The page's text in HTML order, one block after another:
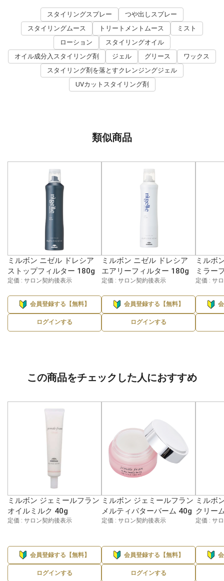
スタイリングスプレー
つや出しスプレー
スタイリングムース
トリートメントムース
ミスト
ローション
スタイリングオイル
オイル成分入スタイリング剤
ジェル グリース
ワックス
スタイリング剤を落とすクレンジングジェル
UVカットスタイリング剤
類似商品
ミルボン ニゼル ドレシア
ストップフィルター 180g
定価 : サロン契約後表示
会員登録する【無料】
ログインする
ミルボン ニゼル ドレシア
エアリーフィルター 180g
定価 : サロン契約後表示
会員登録する【無料】
ログインする
ミルボ
ミラー
定価 : サ
この商品をチェックした人におすすめ
ミルボン ジェミールフラン
オイルミルク 40g
定価 : サロン契約後表示
会員登録する【無料】
ログインする
ミルボン ジェミールフラン
メルティバターバーム 40g
定価 : サロン契約後表示
会員登録する【無料】
ログインする
ミルボ
クリー
定価 : サ